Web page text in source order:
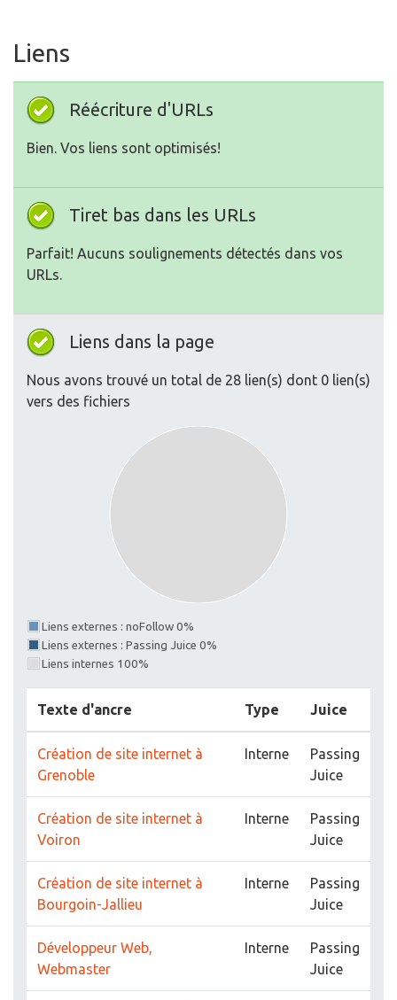
Liens
Réécriture d'URLs
Bien. Vos liens sont optimisés!
Tiret bas dans les URLs
Parfait! Aucuns soulignements détectés dans vos
URLs.
Liens dans la page
Nous avons trouvé un total de 28 lien(s) dont 0 lien(s)
vers des fichiers
Liens externes : noFollow 0%
Liens externes : Passing Juice 0%
Liens internes 100%
Texte d'ancre Type Juice
Création de site internet à
Grenoble
Interne
Passing
Juice
Création de site internet à
Voiron
Interne
Passing
Juice
Création de site internet à
Bourgoin-Jallieu
Interne
Passing
Juice
Développeur Web,
Webmaster
Interne
Passing
Juice